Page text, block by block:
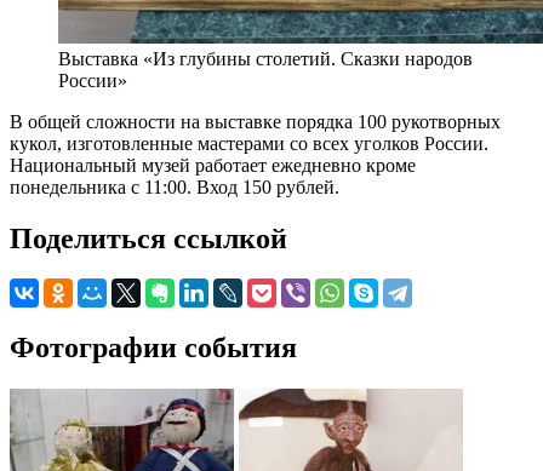
Выставка «Из глубины столетий. Сказки народов
России»
В общей сложности на выставке порядка 100 рукотворных
кукол, изготовленные мастерами со всех уголков России.
Национальный музей работает ежедневно кроме
понедельника с 11:00. Вход 150 рублей.
Поделиться ссылкой
Фотографии события